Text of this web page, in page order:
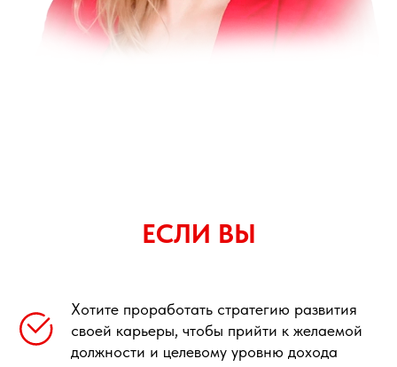
ЕСЛИ ВЫ
Хотите проработать стратегию развития
своей карьеры, чтобы прийти к желаемой
должности и целевому уровню дохода